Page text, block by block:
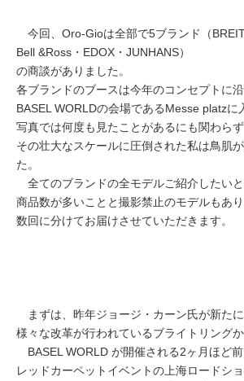
今回、Oro-Gioは全部で5ブランド（
Bell &Ross・EDOX・JUNHANS）
の商談がありました。
各ブランドのブースは今年のコンセプトに
BASEL WORLDの会場であるMesse platzに
写真では何度も見たことがあるにも関わらず
その壮大なスケールに圧倒された私は鳥肌
た。
全てのブランドの全モデルご紹介したいと
商品数が多いことと撮影禁止のモデルもあ
数回に分けてお届けさせていただきます。
まずは、昨年ジョージ・カーン氏が新たに
様々な改革が行われているブライトリングか
BASEL WORLD が開催される2ヶ月ほど前
レッドカーペットイベントの上海ロードショ